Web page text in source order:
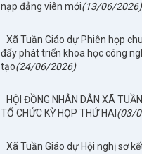
nạp đảng viên mới(13/06/2026)
Xã Tuần Giáo dự Phiên họp
đẩy phát triển khoa học công
tạo(24/06/2026)
HỘI ĐỒNG NHÂN DÂN XÃ TUẦN
TỔ CHỨC KỲ HỌP THỨ HAI (03/
Xã Tuần Giáo dự Hội nghị sơ